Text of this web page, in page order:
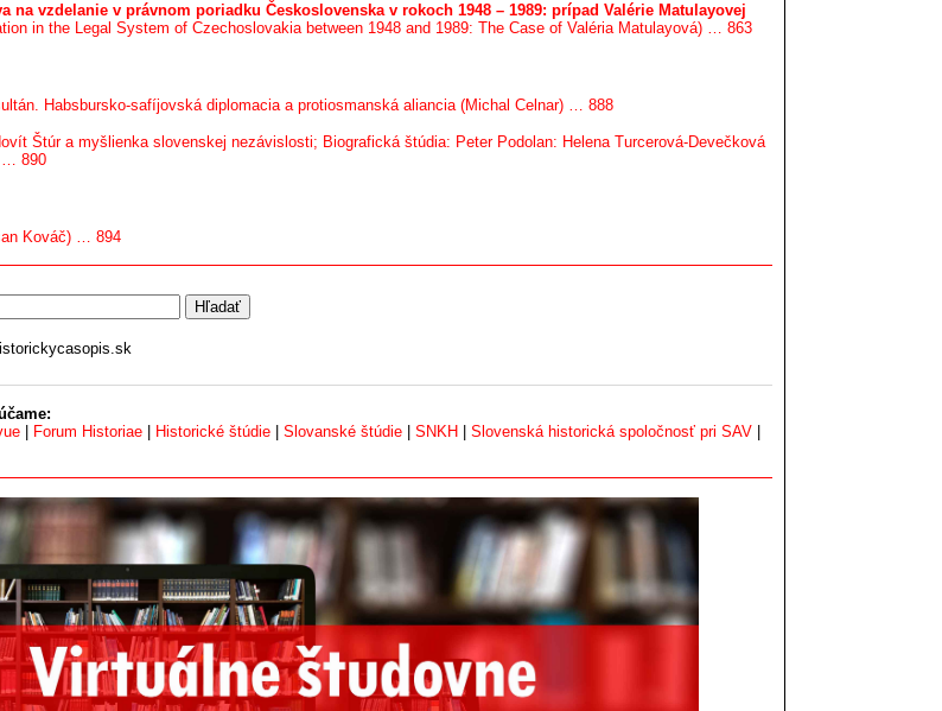
na vzdelanie v právnom poriadku Československa v rokoch 1948 – 1989: prípad Valérie Matulayovej
in the Legal System of Czechoslovakia between 1948 and 1989: The Case of Valéria Matulayová) … 863
Habsbursko-safíjovská diplomacia a protiosmanská aliancia (Michal Celnar) … 888
Štúr a myšlienka slovenskej nezávislosti; Biografická štúdia: Peter Podolan: Helena Turcerová-Devečková
… 890
Kováč) … 894
Forum Historiae Historické štúdie Slovanské štúdie SNKH Slovenská historická spoločnosť pri SAV